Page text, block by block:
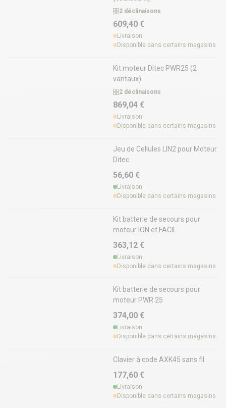
2 déclinaisons
609,40 €
Livraison
Disponible dans certains magasins
Kit moteur Ditec PWR25 (2
vantaux)
2 déclinaisons
869,04 €
Livraison
Disponible dans certains magasins
Jeu de Cellules LIN2 pour Moteur
Ditec
56,60 €
Livraison
Disponible dans certains magasins
Kit batterie de secours pour
moteur ION et FACIL
363,12 €
Livraison
Disponible dans certains magasins
Kit batterie de secours pour
moteur PWR 25
374,00 €
Livraison
Disponible dans certains magasins
Clavier à code AXK45 sans fil
177,60 €
Livraison
Disponible dans certains magasins